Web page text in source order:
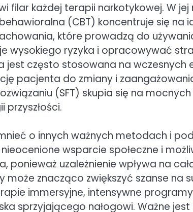
filar każdej terapii narkotykowej. W
(CBT) koncentruje się na
które prowadzą do
wysokiego ryzyka i opracowywać
jest często stosowana na wczesnych
pacjenta do zmiany i
(SFT) skupia się na
o innych ważnych metodach i
wsparcie społeczne i
ponieważ uzależnienie wpływa na
znacząco zwiększyć szanse na
immersyjne, intensywne
sprzyjającego nałogowi. Ważne